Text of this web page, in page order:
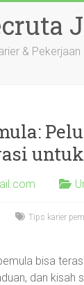
&
Tips karier
bisa
dan kisah